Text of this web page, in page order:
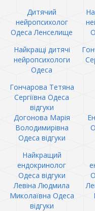
Дитячий
нейропсихолог
Одеса Ленселище
Найкращі дитячі
нейропсихологи
Одеса
Гончарова Тетяна
Сергіївна Одеса
відгуки
Догонова Марія
Володимирівна
Одеса відгуки
Найкращий
ендокринолог
Одеса відгуки
Левіна Людмила
Миколаївна Одеса
відгуки